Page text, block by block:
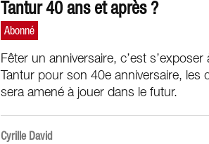
Tantur 40 ans et après ?
Fêter un anniversaire, c’est
Tantur pour son 40e anniversaire,
sera amené à jouer dans le futur.
Cyrille David